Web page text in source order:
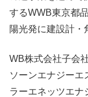
するWWB東京都
陽光発に建設計・
WB株式会社子会
ソーンエナジーエ
ラーエネッツエナ